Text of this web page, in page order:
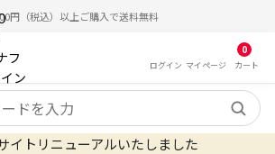
円（税込）以上ご購入で送料無料
ログイン マイ ページ
0
カート
トリニューアルいたしました